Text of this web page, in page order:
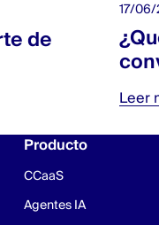
de
17/
Leer
Producto
CCaaS
Agentes IA